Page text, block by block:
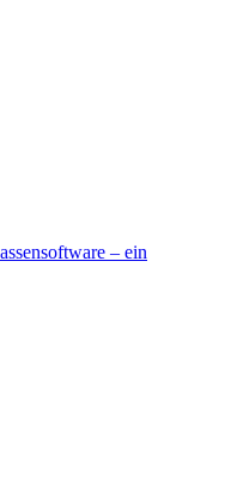
– ein